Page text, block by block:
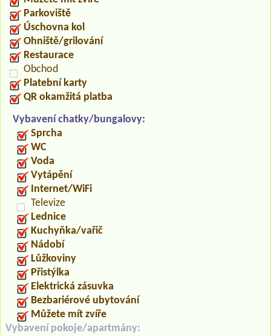
Parkoviště
Úschovna kol
Ohniště/grilování
Restaurace
Obchod
Platební karty
QR okamžitá platba
Vybavení chatky/bungalovy:
Sprcha
WC
Voda
Vytápění
Internet/WiFi
Televize
Lednice
Kuchyňka/vařič
Nádobí
Lůžkoviny
Přistýlka
Elektrická zásuvka
Bezbariérové ubytování
Můžete mít zvíře
Vybavení pokoje/apartmány: